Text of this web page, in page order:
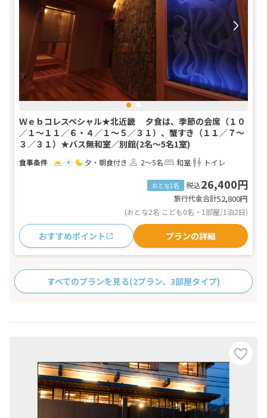
Ｗｅｂコレスペシャル★北近畿 夕食は、季節の会席（１０
／１～１１／６・４／１～５／３１）、蟹すき（１１／７～
３／３１）★バス無和室／別館(2名～5名1室)
夕・朝食付き 2～5名 和室 トイレ
おとな1名 税込26,400円
旅行代金合計52,800円
(おとな2名 こども0名・1部屋/1泊2日)
おすすめポイント プランの詳細
すべてのプランを見る(2プラン、3部屋タイプ)